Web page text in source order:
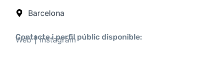
Barcelona
Contacte i perfil públic disponible:
Web Instagram